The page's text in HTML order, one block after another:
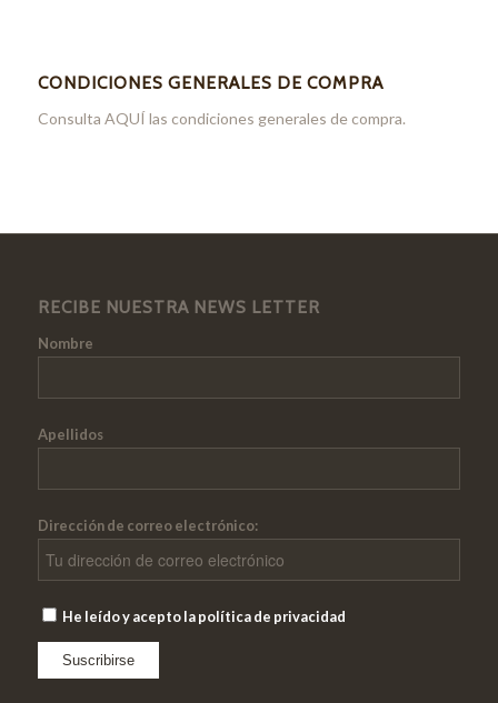
CONDICIONES GENERALES DE COMPRA
Consulta AQUÍlas condiciones generales de compra.
RECIBE NUESTRA NEWS LETTER
Nombre
Apellidos
Dirección de correo electrónico:
He leído y acepto la política de privacidad